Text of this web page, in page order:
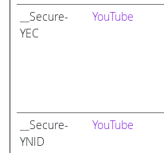
__Secure-
YEC
YouTube
__Secure-
YNID
YouTube